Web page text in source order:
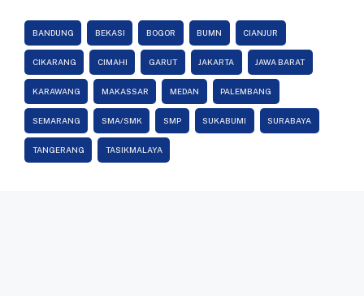
BANDUNG BEKASI BOGOR BUMN CIANJUR
CIKARANG CIMAHI GARUT JAKARTA JAWA BARAT
KARAWANG MAKASSAR MEDAN PALEMBANG
SEMARANG SMA/SMK SMP SUKABUMI SURABAYA
TANGERANG TASIKMALAYA